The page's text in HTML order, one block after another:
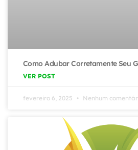
Como Adubar Corretamente Seu
VER POST
fevereiro 6, 2025 Nenhum